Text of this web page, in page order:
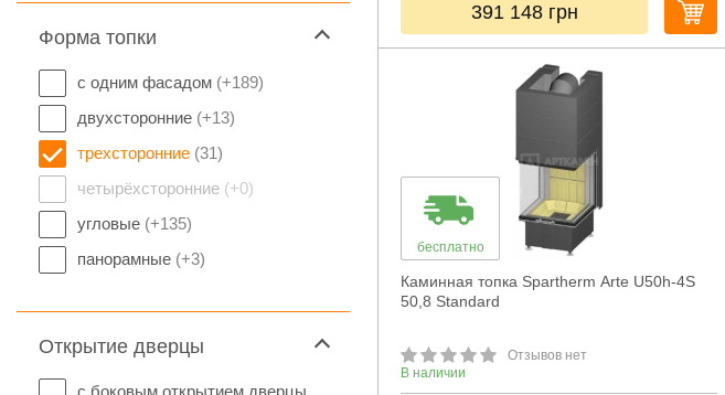
Форма топки
с одним фасадом (+189)
двухсторонние (+13)
трехсторонние (31)
четырёхсторонние (+0)
угловые (+135)
панорамные (+3)
Открытие дверцы
с боковым открытием дверцы
391 148 грн
бесплатно
Каминная топка Spartherm Arte U50h-4S
50,8 Standard
Отзывов нет
В наличии